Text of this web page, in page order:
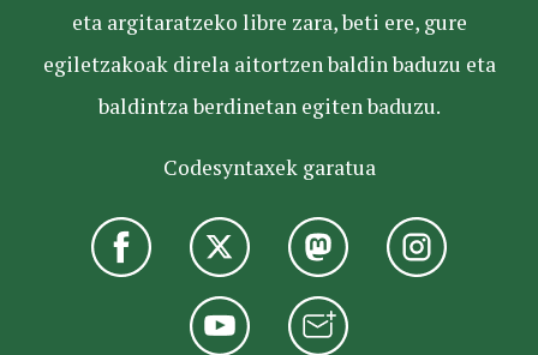
eta argitaratzeko libre zara, beti ere, gure
egiletzakoak direla aitortzen baldin baduzu eta
baldintza berdinetan egiten baduzu.
Codesyntaxek garatua